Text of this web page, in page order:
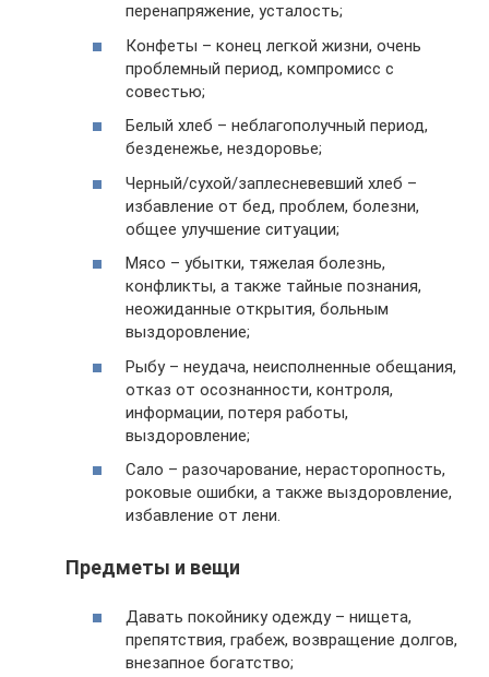
перенапряжение, усталость;
Конфеты – конец легкой жизни, очень
проблемный период, компромисс с
совестью;
Белый хлеб – неблагополучный период,
безденежье, нездоровье;
Черный/сухой/заплесневевший хлеб –
избавление от бед, проблем, болезни,
общее улучшение ситуации;
Мясо – убытки, тяжелая болезнь,
конфликты, а также тайные познания,
неожиданные открытия, больным
выздоровление;
Рыбу – неудача, неисполненные обещания,
отказ от осознанности, контроля,
информации, потеря работы,
выздоровление;
Сало – разочарование, нерасторопность,
роковые ошибки, а также выздоровление,
избавление от лени.
Предметы и вещи
Давать покойнику одежду – нищета,
препятствия, грабеж, возвращение долгов,
внезапное богатство;